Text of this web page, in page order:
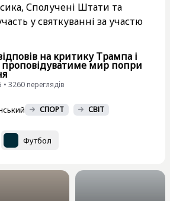
Сполучені Штати та
у святкуванні за участю
на критику Трампа і
мир попри
• 3260 переглядiв
СПОРТ СВІТ
Футбол